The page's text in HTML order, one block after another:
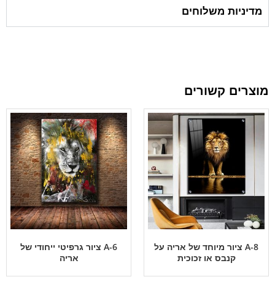
מדיניות משלוחים
מוצרים קשורים
A-8 ציור מיוחד של אריה על
קנבס או זכוכית
A-6 ציור גרפיטי ייחודי של
אריה